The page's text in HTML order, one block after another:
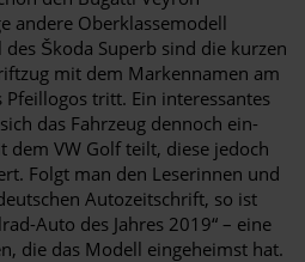
andere Oberklassemodell
Škoda Superb sind die kurzen
mit dem Markennamen am
Pfeillogos tritt. Ein interessantes
das Fahrzeug dennoch ein-
VW Golf teilt, diese jedoch
Folgt man den Leserinnen und
Autozeitschrift, so ist
Auto des Jahres 2019“ – eine
die das Modell eingeheimst hat.